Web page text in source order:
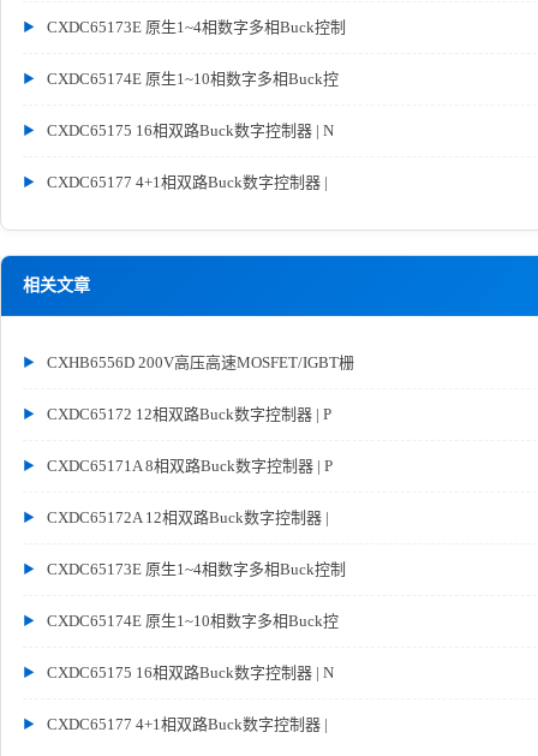
CXDC65173E 原生1~4相数字多相Buck控制
CXDC65174E 原生1~10相数字多相Buck控
CXDC65175 16相双路Buck数字控制器 | N
CXDC65177 4+1相双路Buck数字控制器 |
相关文章
CXHB6556D 200V高压高速MOSFET/IGBT栅
CXDC65172 12相双路Buck数字控制器 | P
CXDC65171A 8相双路Buck数字控制器 | P
CXDC65172A 12相双路Buck数字控制器 |
CXDC65173E 原生1~4相数字多相Buck控制
CXDC65174E 原生1~10相数字多相Buck控
CXDC65175 16相双路Buck数字控制器 | N
CXDC65177 4+1相双路Buck数字控制器 |